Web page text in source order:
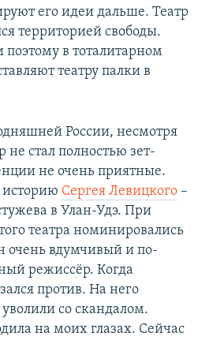
его идеи дальше. Театр
территорией свободы.
поэтому в тоталитарном
театру палки в
России, несмотря
не стал полностью зет-
не очень приятные.
историю Сергея Левицкого –
в Улан-Удэ. При
театра номинировались
очень вдумчивый и по-
режиссёр. Когда
против. На него
со скандалом.
на моих глазах. Сейчас